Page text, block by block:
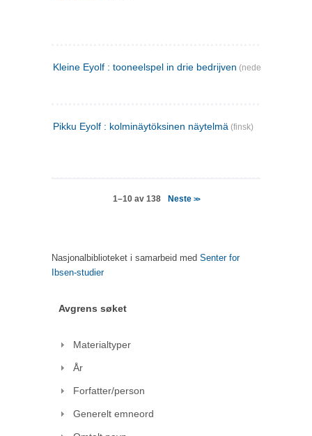
Kleine Eyolf : tooneelspel in drie bedrijven (nederlandsk)
Pikku Eyolf : kolminäytöksinen näytelmä (finsk)
1–10 av 138 Neste >>
Nasjonalbiblioteket i samarbeid med Senter for
Ibsen-studier
Avgrens søket
Materialtyper
År
Forfatter/person
Generelt emneord